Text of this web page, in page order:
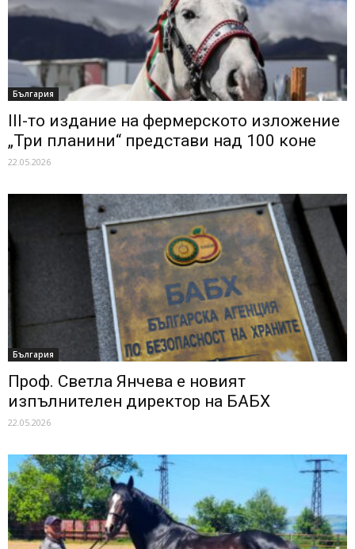
България
III-то издание на фермерското изложение
„Три планини“ представи над 100 коне
22.05.2026
България
Проф. Светла Янчева е новият
изпълнителен директор на БАБХ
22.05.2026